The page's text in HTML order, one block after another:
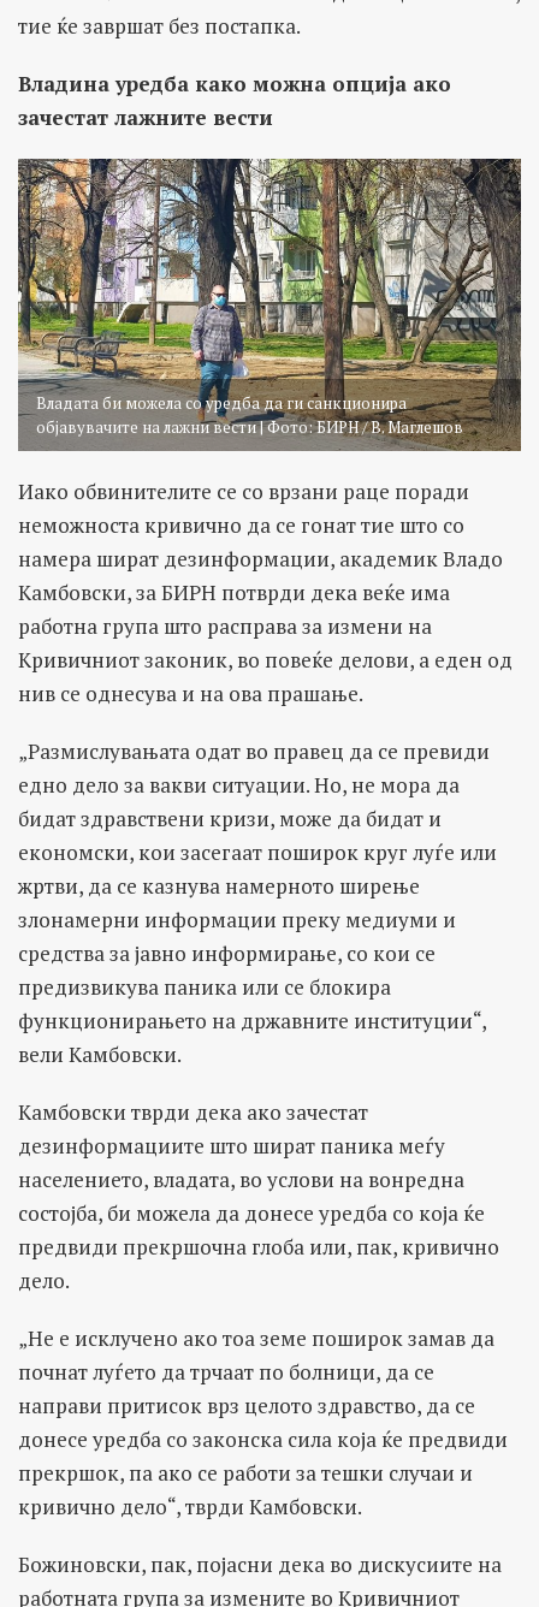
тие ќе завршат без постапка.
Владина уредба како можна опција ако
зачестат лажните вести
Владата би можела со уредба да ги санкционира
објавувачите на лажни вести | Фото: БИРН / В. Маглешов
Иако обвинителите се со врзани раце поради
неможноста кривично да се гонат тие што со
намера шират дезинформации, академик Владо
Камбовски, за БИРН потврди дека веќе има
работна група што расправа за измени на
Кривичниот законик, во повеќе делови, а еден од
нив се однесува и на ова прашање.
„Размислувањата одат во правец да се превиди
едно дело за вакви ситуации. Но, не мора да
бидат здравствени кризи, може да бидат и
економски, кои засегаат поширок круг луѓе или
жртви, да се казнува намерното ширење
злонамерни информации преку медиуми и
средства за јавно информирање, со кои се
предизвикува паника или се блокира
функционирањето на државните институции“,
вели Камбовски.
Камбовски тврди дека ако зачестат
дезинформациите што шират паника меѓу
населението, владата, во услови на вонредна
состојба, би можела да донесе уредба со која ќе
предвиди прекршочна глоба или, пак, кривично
дело.
„Не е исклучено ако тоа земе поширок замав да
почнат луѓето да трчаат по болници, да се
направи притисок врз целото здравство, да се
донесе уредба со законска сила која ќе предвиди
прекршок, па ако се работи за тешки случаи и
кривично дело“, тврди Камбовски.
Божиновски, пак, појасни дека во дискусиите на
работната група за измените во Кривичниот